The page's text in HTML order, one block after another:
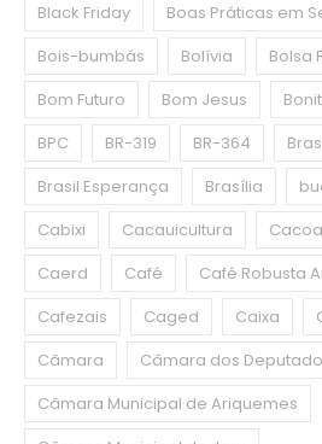
Black Friday
Boas Práticas em
Bois-bumbás
Bolívia
Bolsa
Bom Futuro
Bom Jesus
BPC
BR-319 BR-364
Brasil Esperança
Brasília
Cabixi
Cacauicultura
Caerd
Café
Café Robusta
Cafezais
Caged Caixa
Câmara
Câmara dos
Câmara Municipal de Ariquemes